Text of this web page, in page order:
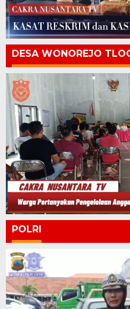
DESA WONOREJO
POLRI